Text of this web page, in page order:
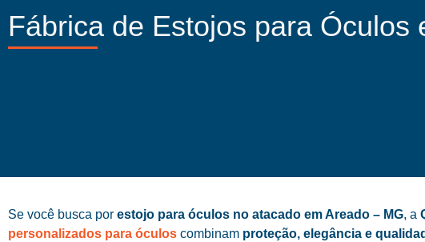
Fábrica de Estojos para Óculos
Se você busca por estojo para óculos no atacado em Areado – MG, a
personalizados para óculos combinam proteção, elegância e